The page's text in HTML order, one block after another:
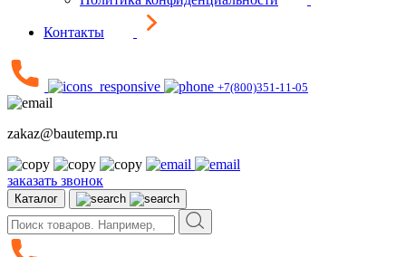
Контакты
+7(800)351-11-05
zakaz@bautemp.ru
заказать звонок
Каталог